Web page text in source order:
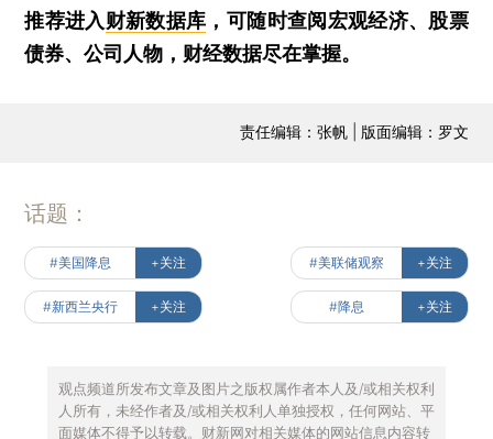
推荐进入财新数据库 ，可随时查阅宏观经济、股票
债券、公司人物，财经数据尽在掌握。
责任编辑：张帆 | 版面编辑：罗文
话题：
#美国降息 +关注 #美联储观察 +关注
#新西兰央行 +关注 #降息 +关注
观点频道所发布文章及图片之版权属作者本人及/或相关权利
人所有，未经作者及/或相关权利人单独授权，任何网站、平
面媒体不得予以转载。财新网对相关媒体的网站信息内容转